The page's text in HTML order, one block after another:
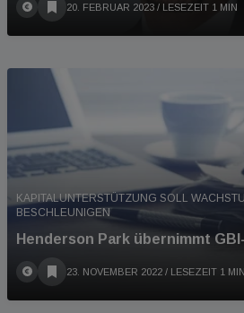
20. FEBRUAR 2023 / LESEZEIT 1 MIN
KAPITALUNTERSTÜTZUNG SOLL
BESCHLEUNIGEN
Henderson Park übernimmt
23. NOVEMBER 2022 / LESEZEIT 1 MIN